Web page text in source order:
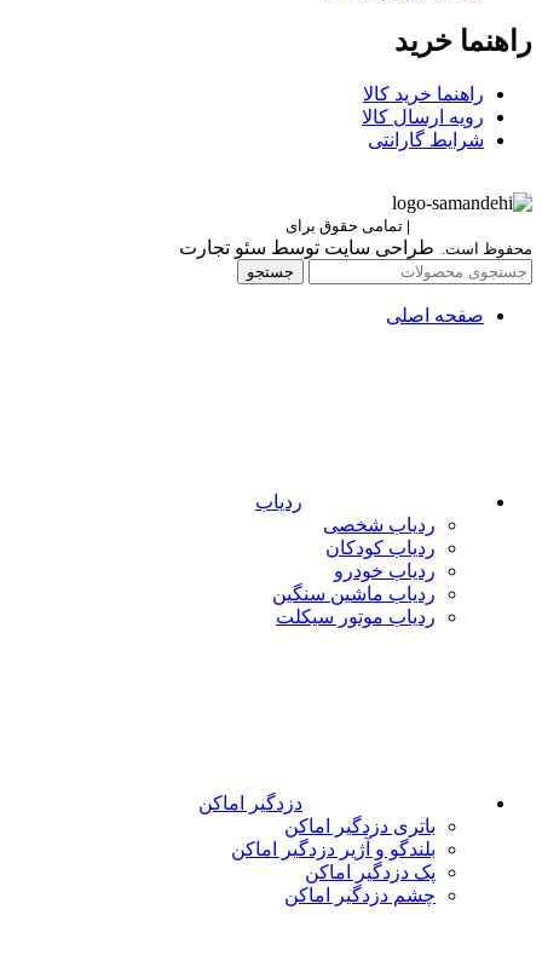
راهنما خرید
راهنما خرید کالا
رویه ارسال کالا
شرایط گارانتی
| تمامی حقوق برای
محفوظ است. طراحی سایت توسط سئو تجارت
جستجو
صفحه اصلی
ردیاب
ردیاب شخصی
ردیاب کودکان
ردیاب خودرو
ردیاب ماشین سنگین
ردیاب موتور سیکلت
دزدگیر اماکن
باتری دزدگیر اماکن
بلندگو و آژیر دزدگیر اماکن
پک دزدگیر اماکن
چشم دزدگیر اماکن